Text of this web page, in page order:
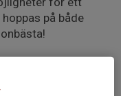
på både